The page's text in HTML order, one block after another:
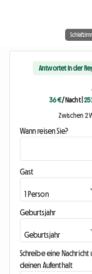
Antwortet in der
36 €/ Nacht|
Zwischen 2
Wann reisen Sie?
Gast
Geburtsjahr
Schreibe eine
deinen Aufenthalt